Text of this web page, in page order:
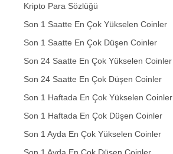
Kripto Para Sözlüğü
Son 1 Saatte En Çok Yükselen Coinler
Son 1 Saatte En Çok Düşen Coinler
Son 24 Saatte En Çok Yükselen Coinler
Son 24 Saatte En Çok Düşen Coinler
Son 1 Haftada En Çok Yükselen Coinler
Son 1 Haftada En Çok Düşen Coinler
Son 1 Ayda En Çok Yükselen Coinler
Son 1 Ayda En Çok Düşen Coinler